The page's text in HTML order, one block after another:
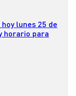
lunes 25 de
horario para